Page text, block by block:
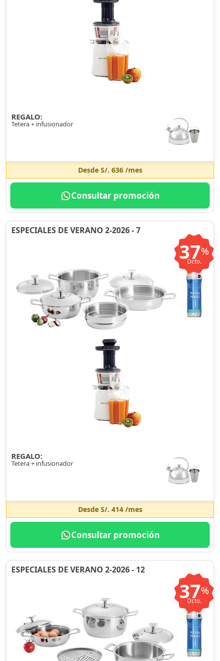
REGALO:
Tetera + infusionador
Desde S/. 636/mes
Consultar promoción
ESPECIALES DE VERANO 2-2026 - 7
37%
Dcto.
REGALO:
Tetera + infusionador
Desde S/. 414/mes
Consultar promoción
ESPECIALES DE VERANO 2-2026 - 12
37%
Dcto.